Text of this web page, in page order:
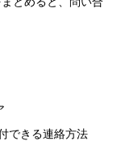
できる連絡方法